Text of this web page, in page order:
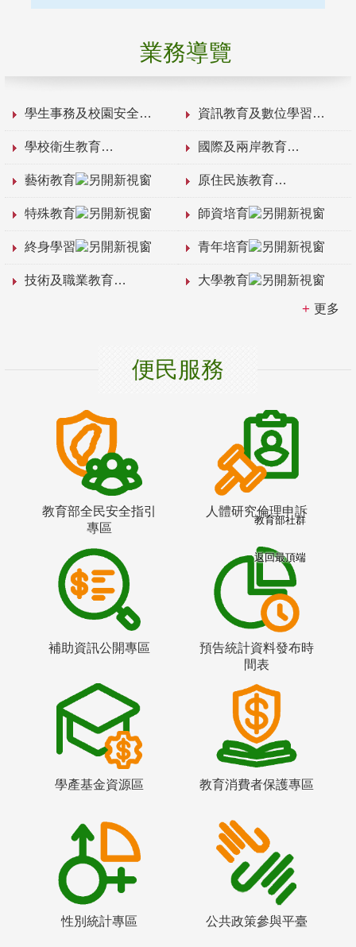
業務導覽
學生事務及校園安全 資訊教育及數位學習
學校衛生教育 國際及兩岸教育
藝術教育 原住民族教育
特殊教育 師資培育
終身學習 青年培育
技術及職業教育 大學教育
更多
便民服務
教育部全民安全指引
專區
人體研究倫理申訴
補助資訊公開專區
預告統計資料發布時
間表
學產基金資源區 教育消費者保護專區
性別統計專區 公共政策參與平臺
教育部社群
返回最頂端